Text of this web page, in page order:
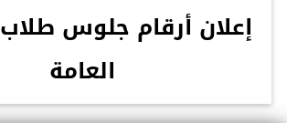
إعلان أرقام جلوس طلاب
العامة